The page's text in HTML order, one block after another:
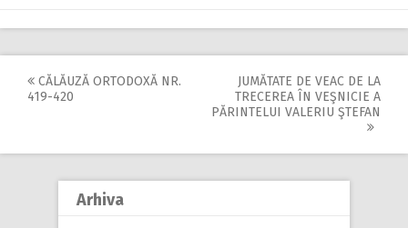
Post
CĂLĂUZĂ ORTODOXĂ NR.
419-420
JUMĂTATE DE VEAC DE LA
TRECEREA ÎN VEŞNICIE A
PĂRINTELUI VALERIU ŞTEFAN
Arhiva